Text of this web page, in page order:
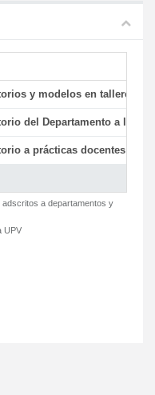
y modelos en talleres/
del Departamento a la
a prácticas docentes y
a departamentos y
UPV